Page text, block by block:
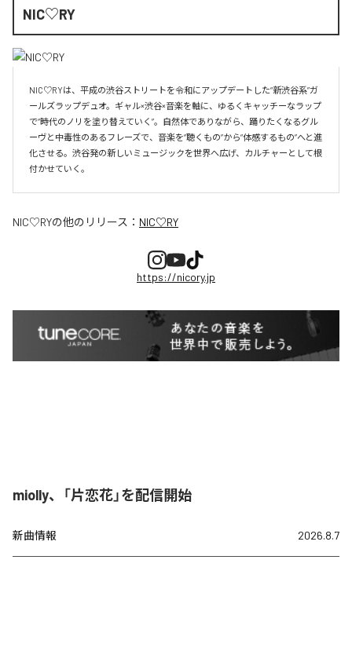
NIC♡RY
NIC♡RYは、平成の渋谷ストリートを令和にアップデートした“新渋谷系”ガ
ールズラップデュオ。ギャル×渋谷×音楽を軸に、ゆるくキャッチーなラップ
で“時代のノリを塗り替えていく”。自然体でありながら、踊りたくなるグル
ーヴと中毒性のあるフレーズで、音楽を“聴くもの”から“体感するもの”へと進
化させる。渋谷発の新しいミュージックを世界へ広げ、カルチャーとして根
付かせていく。
NIC♡RYの他のリリース： NIC♡RY
https://nicory.jp
miolly、「片恋花」を配信開始
新曲情報 2026.8.7